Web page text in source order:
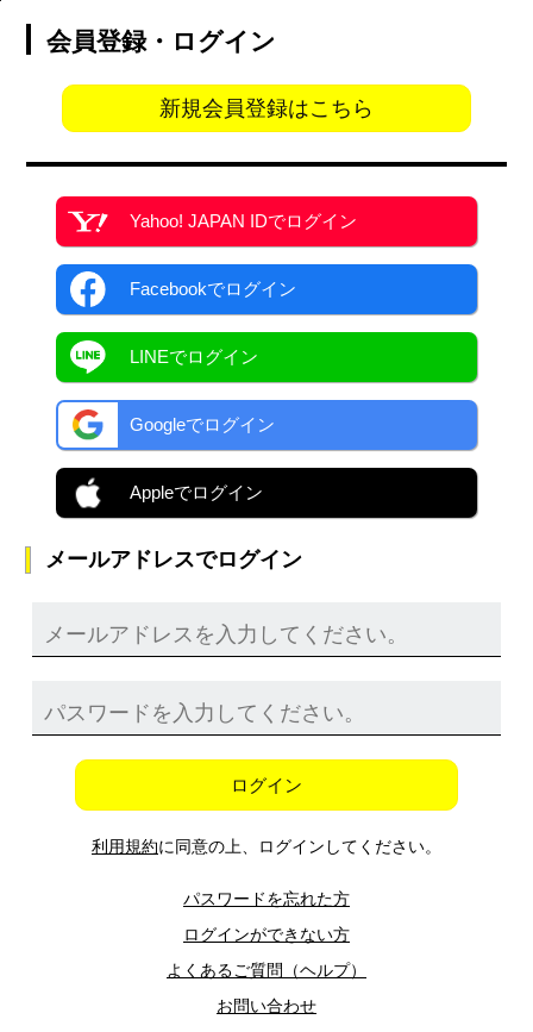
会員登録・ログイン
新規会員登録はこちら
Yahoo! JAPAN IDでログイン
Facebookでログイン
LINEでログイン
Googleでログイン
Appleでログイン
メールアドレスでログイン
ログイン
利用規約に同意の上、ログインしてください。
パスワードを忘れた方
ログインができない方
よくあるご質問（ヘルプ）
お問い合わせ